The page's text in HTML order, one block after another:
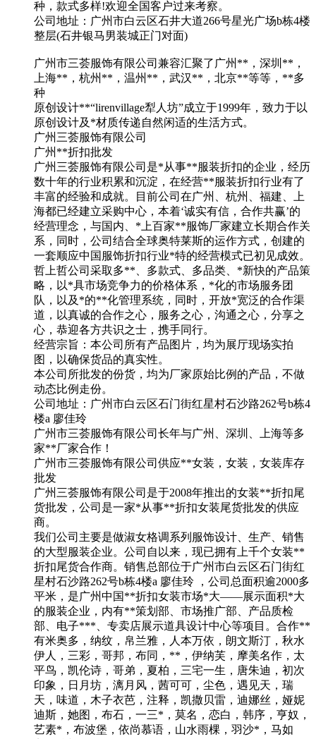
种，款式多样!欢迎全国客户过来考察。
公司地址：广州市白云区石井大道266号星光广场b栋4楼
整层(石井银马男装城正门对面)
广州市三荟服饰有限公司兼容汇聚了广州**，深圳**，
上海**，杭州**，温州**，武汉**，北京**等等，**多
种
原创设计**“lirenvillage犁人坊”成立于1999年，致力于以
原创设计及*材质传递自然闲适的生活方式。
广州三荟服饰有限公司
广州**折扣批发
广州三荟服饰有限公司是*从事**服装折扣的企业，经历
数十年的行业积累和沉淀，在经营**服装折扣行业有了
丰富的经验和成就。目前公司在广州、杭州、福建、上
海都已经建立采购中心，本着‘诚实有信，合作共赢’的
经营理念，与国内、*上百家**服饰厂家建立长期合作关
系，同时，公司结合全球奥特莱斯的运作方式，创建的
一套顺应中国服饰折扣行业*特的经营模式已初见成效。
哲上哲公司采取多**、多款式、多品类、*新快的产品策
略，以*具市场竞争力的价格体系，*化的市场服务团
队，以及*的**化管理系统，同时，开放*宽泛的合作渠
道，以真诚的合作之心，服务之心，沟通之心，分享之
心，恭迎各方共识之士，携手同行。
经营宗旨：本公司所有产品图片，均为展厅现场实拍
图，以确保货品的真实性。
本公司所批发的份货，均为厂家原始比例的产品，不做
动态比例走份。
公司地址：广州市白云区石门街红星村石沙路262号b栋4
楼a 廖佳玲
广州市三荟服饰有限公司长年与广州、深圳、上海等多
家**厂家合作！
广州市三荟服饰有限公司供应**女装，女装，女装库存
批发
广州三荟服饰有限公司是于2008年推出的女装**折扣尾
货批发，公司是一家*从事**折扣女装尾货批发的供应
商。
我们公司主要是做淑女格调系列服饰设计、生产、销售
的大型服装企业。公司自以来，现已拥有上千个女装**
折扣尾货合作商。销售总部位于广州市白云区石门街红
星村石沙路262号b栋4楼a 廖佳玲 ，公司总面积逾2000多
平米，是广州中国**折扣女装市场*大——展示面积*大
的服装企业，内有**策划部、市场推广部、产品质检
部、电子***、专卖店展示道具设计中心等项目。合作**
有米奥多，纳纹，帛兰雅，人本万依，朗文斯汀，秋水
伊人，三彩，哥邦，布同，**，伊纳芙，摩美名作，太
平鸟，凯伦诗，哥弟，夏柏，三宅一生，唐朱迪，初次
印象，日月坊，漓月风，茜可可，尘色，遇见天，瑞
天，味道，木子衣芭，注释，凯撒贝雷，迪娜丝，娅妮
迪斯，她图，布石，一三*，莫名，恋白，韩序，亨奴，
艺素*，布波堡，依尚慕语，山水雨棵，羽沙*，马如